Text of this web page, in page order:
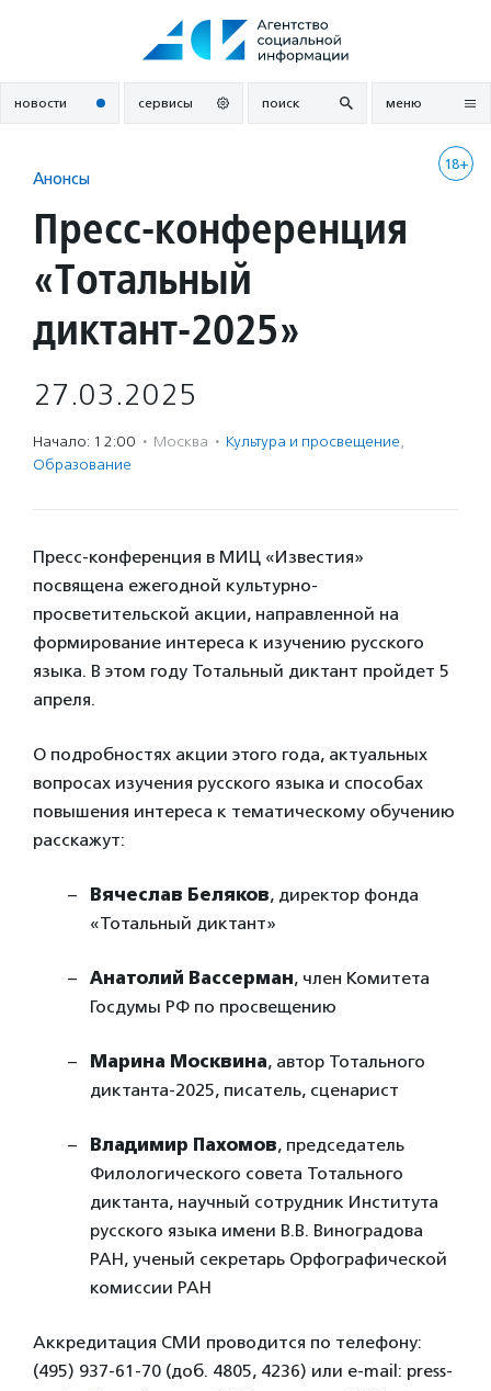
новости сервисы поиск меню
18+
Анонсы
Пресс-конференция
«Тотальный
диктант-2025»
27.03.2025
Начало: 12:00 · Москва · Культура и просвещение,
Образование
Пресс-конференция в МИЦ «Известия»
посвящена ежегодной культурно-
просветительской акции, направленной на
формирование интереса к изучению русского
языка. В этом году Тотальный диктант пройдет 5
апреля.
О подробностях акции этого года, актуальных
вопросах изучения русского языка и способах
повышения интереса к тематическому обучению
расскажут:
Вячеслав Беляков, директор фонда
«Тотальный диктант»
Анатолий Вассерман, член Комитета
Госдумы РФ по просвещению
Марина Москвина, автор Тотального
диктанта-2025, писатель, сценарист
Владимир Пахомов, председатель
Филологического совета Тотального
диктанта, научный сотрудник Института
русского языка имени В.В. Виноградова
РАН, ученый секретарь Орфографической
комиссии РАН
Аккредитация СМИ проводится по телефону:
(495) 937-61-70 (доб. 4805, 4236) или e-mail: press-